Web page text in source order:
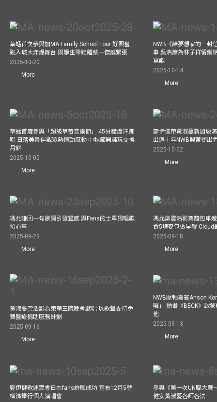
草蜢首次參與加MA Family School Tour 好興奮
跳入城大炸爆舞台 與學生零距離蔡一傑感緊張
2025-10-20
More
NWB《給夢想家的一封
事 吳浩康為林子祥留鬚
寫歌
2025-10-14
More
草蜢首度參與「超級草莓音樂節」 45分鐘爆汗跳
唱 日落美景伴觀眾熱情勁感動 中秋節開騷玩交換
月餅
2025-10-05
More
鄭伊健帶黃淑蔓新加坡
出道十年NWB興奮衝出
2025-10-02
More
馮允謙因一句歌詞引發靈感 與Fans的士單獨唱歌
傾心事
2025-09-23
More
馮允謙雲浩影駕麵包車
食5塊麥包做早餐 Cloud
2025-09-18
More
黃淑蔓雲浩影為東華三院晚會獻唱 以歌聲支持免
費醫療捐助服務計劃
2025-09-16
More
NWB壓軸嘉賓Anson
囉」 動畫《BECK》啟
他
2025-09-13
More
鄭伊健歌迷聚會日本fans許願成功 宣布12月5號
橫濱舉行個人演唱會
參與《第一次UN腳大戰
健安黃淑蔓各師各法